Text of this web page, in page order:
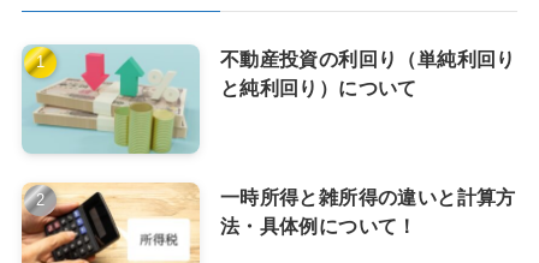
不動産投資の利回り（単純利回り
と純利回り）について
一時所得と雑所得の違いと計算方
法・具体例について！